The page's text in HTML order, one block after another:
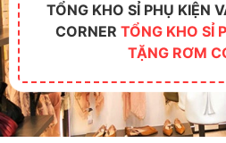
TỔNG KHO SỈ PHỤ KIỆN
CORNER TỔNG KHO SỈ
TẶNG RƠM